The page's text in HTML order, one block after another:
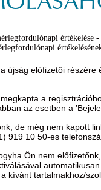
értékelése
újság előfizetői
a
az esetben a
de még nem kapott
919 10 50-es
Ön nem
kívánt tartalmakhoz/